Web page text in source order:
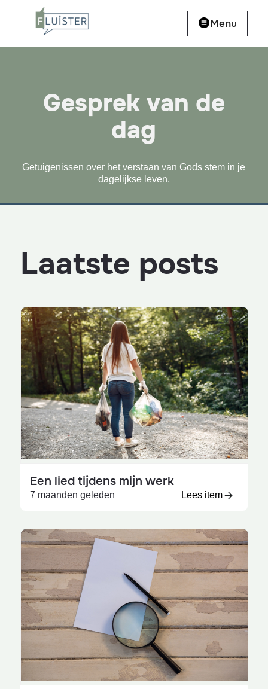
Menu
Gesprek van de
dag
Getuigenissen over het verstaan van Gods stem in je
dagelijkse leven.
Laatste posts
Een lied tijdens mijn werk
7 maanden geleden Lees item